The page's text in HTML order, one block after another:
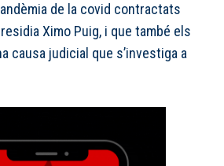
de la covid contractats
Ximo Puig, i que també els
causa judicial que s’investiga a